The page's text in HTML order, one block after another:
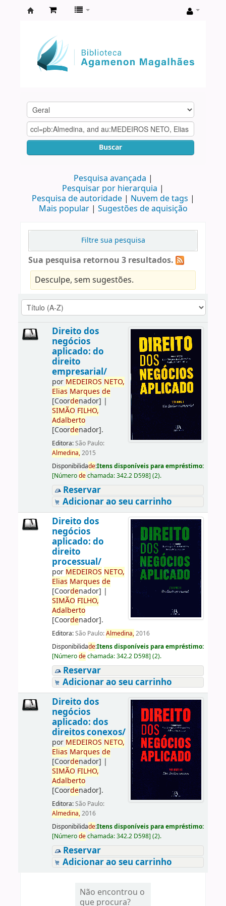
Agamenon
Magalhães
Buscar
Pesquisa avançada
Pesquisar por hierarquia
Pesquisa de autoridade
Nuvem de tags
Mais popular
Sugestões de aquisição
Filtre sua pesquisa
Sua pesquisa retornou 3 resultados.
Desculpe, sem sugestões.
Direito dos
negócios
aplicado: do
direito
empresarial/
por MEDEIROS NETO,
Elias Marques de
[Coordenador] |
SIMÃO FILHO,
Adalberto
[Coordenador].
Editora:São Paulo:
Almedina,2015
Disponibilidade:Itens disponíveis para empréstimo:
[Númerodechamada:342.2 D598] (2).
Reservar
Adicionar ao seu carrinho
Direito dos
negócios
aplicado: do
direito
processual/
por MEDEIROS NETO,
Elias Marques de
[Coordenador] |
SIMÃO FILHO,
Adalberto
[Coordenador].
Editora:São Paulo:Almedina,2016
Disponibilidade:Itens disponíveis para empréstimo:
[Númerodechamada:342.2 D598] (2).
Reservar
Adicionar ao seu carrinho
Direito dos
negócios
aplicado: dos
direitos conexos/
por MEDEIROS NETO,
Elias Marques de
[Coordenador] |
SIMÃO FILHO,
Adalberto
[Coordenador].
Editora:São Paulo:
Almedina,2016
Disponibilidade:Itens disponíveis para empréstimo:
[Númerodechamada:342.2 D598] (2).
Reservar
Adicionar ao seu carrinho
Não encontrou o
que procura?